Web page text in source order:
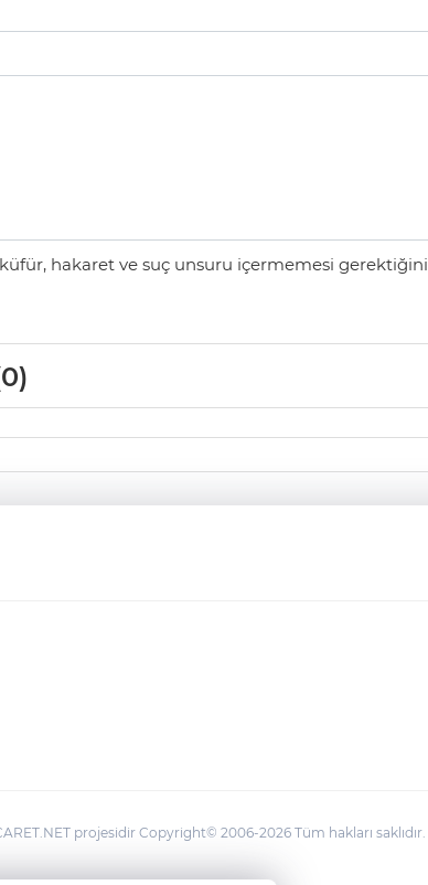
hakaret ve suç unsuru içermemesi gerektiğini
0)
projesidir Copyright© 2006-2026 Tüm hakları saklıdır.